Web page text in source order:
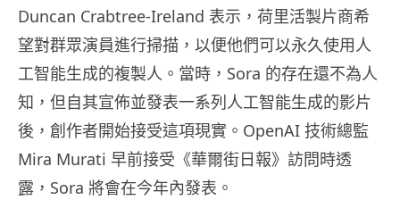
Duncan Crabtree-Ireland 表示，荷里活製片商希
望對群眾演員進行掃描，以便他們可以永久使用人
工智能生成的複製人。當時，Sora 的存在還不為人
知，但自其宣佈並發表一系列人工智能生成的影片
後，創作者開始接受這項現實。OpenAI 技術總監
Mira Murati 早前接受《華爾街日報》訪問時透
露，Sora 將會在今年內發表。